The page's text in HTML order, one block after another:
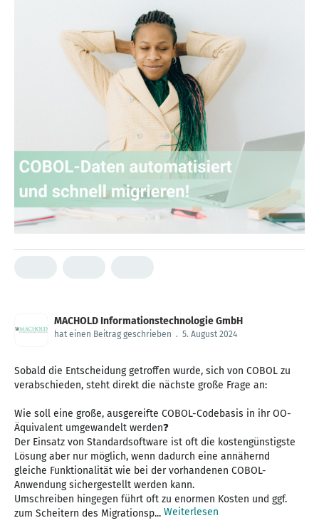
MACHOLD Informationstechnologie GmbH
hat einen Beitrag geschrieben . 5. August 2024
Sobald die Entscheidung getroffen wurde, sich von COBOL zu
verabschieden, steht direkt die nächste große Frage an:
Wie soll eine große, ausgereifte COBOL-Codebasis in ihr OO-
Äquivalent umgewandelt werden❓
Der Einsatz von Standardsoftware ist oft die kostengünstigste
Lösung aber nur möglich, wenn dadurch eine annähernd
gleiche Funktionalität wie bei der vorhandenen COBOL-
Anwendung sichergestellt werden kann.
Umschreiben hingegen führt oft zu enormen Kosten und ggf.
zum Scheitern des Migrationsp... Weiterlesen